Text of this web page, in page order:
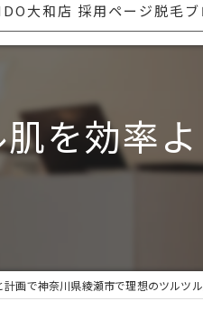
RASHINDO大和店 髭
全身
大和店 採用ページ脱毛
を効率
計画で神奈川県綾瀬市で理想のツルツ